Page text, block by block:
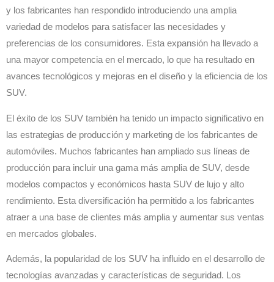
y los fabricantes han respondido introduciendo una amplia
variedad de modelos para satisfacer las necesidades y
preferencias de los consumidores. Esta expansión ha llevado a
una mayor competencia en el mercado, lo que ha resultado en
avances tecnológicos y mejoras en el diseño y la eficiencia de los
SUV.
El éxito de los SUV también ha tenido un impacto significativo en
las estrategias de producción y marketing de los fabricantes de
automóviles. Muchos fabricantes han ampliado sus líneas de
producción para incluir una gama más amplia de SUV, desde
modelos compactos y económicos hasta SUV de lujo y alto
rendimiento. Esta diversificación ha permitido a los fabricantes
atraer a una base de clientes más amplia y aumentar sus ventas
en mercados globales.
Además, la popularidad de los SUV ha influido en el desarrollo de
tecnologías avanzadas y características de seguridad. Los